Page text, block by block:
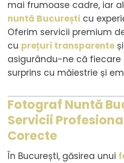
mai frumoase cadre, iar
nuntă București cu
Oferim servicii premium
cu prețuri transparente
asigurându-ne că
surprins cu măiestrie și
Fotograf Nuntă
Servicii
Corecte
În București, găsirea unui